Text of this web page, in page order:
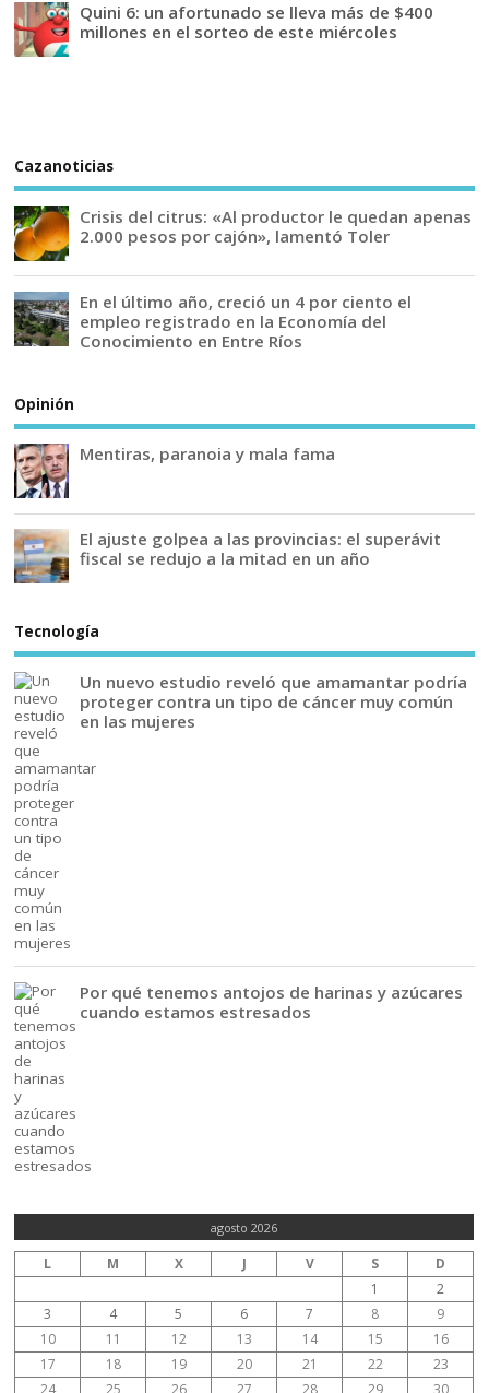
Quini 6: un afortunado se lleva más de $400
millones en el sorteo de este miércoles
Cazanoticias
Crisis del citrus: «Al productor le quedan apenas
2.000 pesos por cajón», lamentó Toler
En el último año, creció un 4 por ciento el
empleo registrado en la Economía del
Conocimiento en Entre Ríos
Opinión
Mentiras, paranoia y mala fama
El ajuste golpea a las provincias: el superávit
fiscal se redujo a la mitad en un año
Tecnología
Un nuevo estudio reveló que amamantar podría
proteger contra un tipo de cáncer muy común
en las mujeres
Por qué tenemos antojos de harinas y azúcares
cuando estamos estresados
agosto 2026
L M X J V S
D
1
2
3
4 5 6 7 8
9
10
11 12 13 14 15
16
17
18 19 20 21 22
23
24
25 26 27 28 29 30